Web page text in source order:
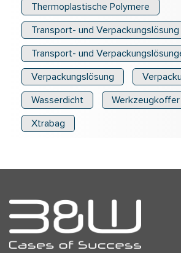
Thermoplastische Polymere
Transport- und Verpackungslösung
Transport- und
Verpackungslösung
Wasserdicht
Werkzeugkoffer
Xtrabag